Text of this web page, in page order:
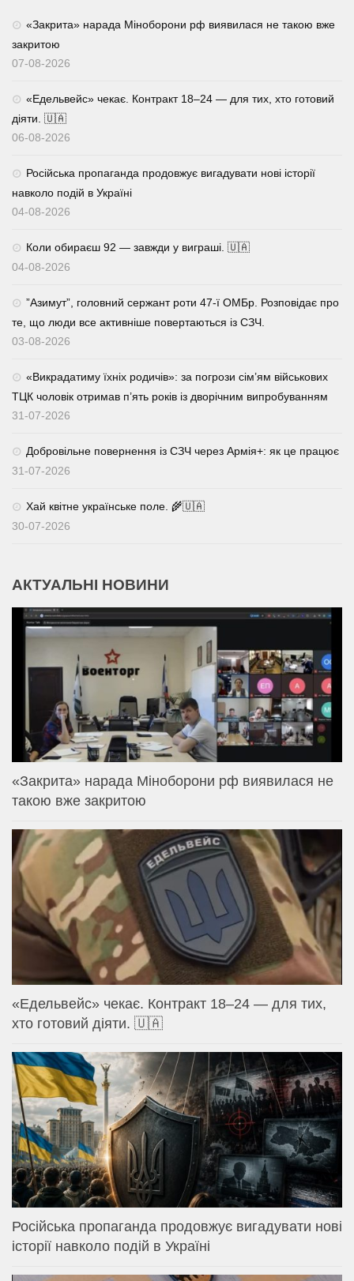
«Закрита» нарада Міноборони рф виявилася не такою вже
закритою
07-08-2026
«Едельвейс» чекає. Контракт 18–24 — для тих, хто готовий
діяти. 🇺🇦
06-08-2026
Російська пропаганда продовжує вигадувати нові історії
навколо подій в Україні
04-08-2026
Коли обираєш 92 — завжди у виграші. 🇺🇦
04-08-2026
⁨”Азимут”, головний сержант роти 47-ї ОМБр. Розповідає про
те, що люди все активніше повертаються із СЗЧ.
03-08-2026
«Викрадатиму їхніх родичів»: за погрози сім’ям військових
ТЦК чоловік отримав п’ять років із дворічним випробуванням
31-07-2026
Добровільне повернення із СЗЧ через Армія+: як це працює
31-07-2026
Хай квітне українське поле. 🌾🇺🇦
30-07-2026
АКТУАЛЬНІ НОВИНИ
«Закрита» нарада Міноборони рф виявилася не
такою вже закритою
«Едельвейс» чекає. Контракт 18–24 — для тих,
хто готовий діяти. 🇺🇦
Російська пропаганда продовжує вигадувати нові
історії навколо подій в Україні